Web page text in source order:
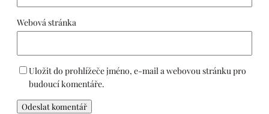
Webová stránka
Uložit do prohlížeče jméno, e-mail a webovou stránku pro
budoucí komentáře.